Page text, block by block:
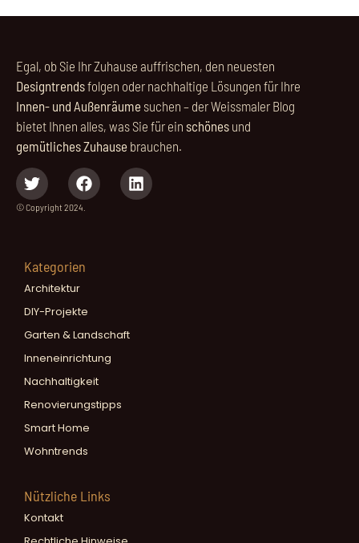
Egal, ob Sie Ihr Zuhause auffrischen, den neuesten
Designtrendsfolgen oder nachhaltige Lösungen für Ihre
Innen- und Außenräume suchen – der Weissmaler Blog
bietet Ihnen alles, was Sie für ein schönes und
gemütliches Zuhause brauchen.
© Copyright 2024.
Kategorien
Architektur
DIY-Projekte
Garten & Landschaft
Inneneinrichtung
Nachhaltigkeit
Renovierungstipps
Smart Home
Wohntrends
Nützliche Links
Kontakt